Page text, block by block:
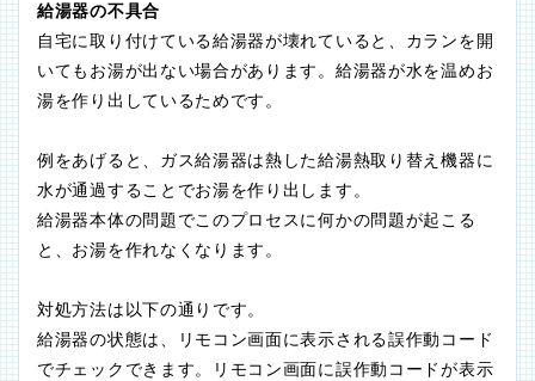
給湯器の不具合
自宅に取り付けている給湯器が壊れていると、カランを開
いてもお湯が出ない場合があります。給湯器が水を温めお
湯を作り出しているためです。
例をあげると、ガス給湯器は熱した給湯熱取り替え機器に
水が通過することでお湯を作り出します。
給湯器本体の問題でこのプロセスに何かの問題が起こる
と、お湯を作れなくなります。
対処方法は以下の通りです。
給湯器の状態は、リモコン画面に表示される誤作動コード
でチェックできます。リモコン画面に誤作動コードが表示